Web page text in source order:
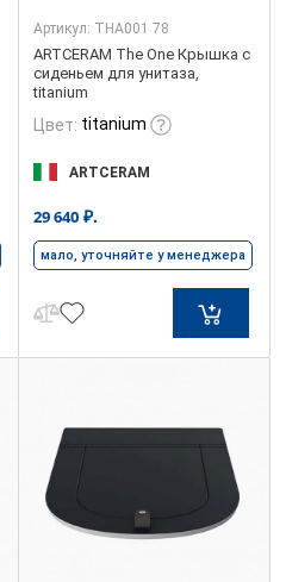
Артикул: THA001 78
ARTCERAM The One Крышка с
сиденьем для унитаза,
titanium
Цвет: titanium
ARTCERAM
29 640 ₽.
мало, уточняйте у менеджера